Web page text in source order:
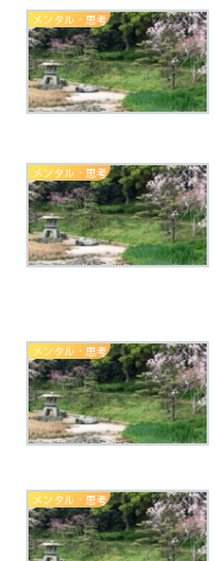
メンタル・思考
メンタル・思考
メンタル・思考
メンタル・思考